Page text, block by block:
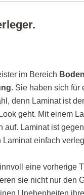
im Bereich
. Sie haben sich für
denn Laminat ist
geht. Mit einem
Laminat ist
einfach
eine vorherige
sie nicht nur den